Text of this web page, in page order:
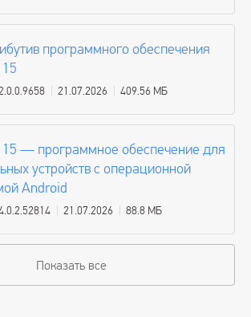
программного обеспечения
21.07.2026 409.56 МБ
15 — программное обеспечение для
устройств с операционной
Android
21.07.2026 88.8 МБ
Показать все